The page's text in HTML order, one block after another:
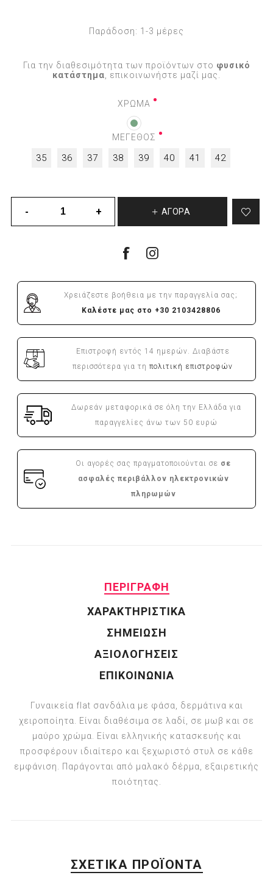
Παράδοση: 1-3 μέρες
Για την διαθεσιμότητα των προϊόντων στο φυσικό
κατάστημα , επικοινωνήστε μαζί μας.
ΧΡΩΜΑ
ΜΕΓΕΘΟΣ
35 36 37 38 39 40 41 42
ΑΓΟΡΆ
Χρειάζεστε βοήθεια με την παραγγελία σας;
Καλέστε μας στο +30 2103428806
Επιστροφή εντός 14 ημερών. Διαβάστε
περισσότερα για τηπολιτική επιστροφών
Δωρεάν μεταφορικά σε όλη την Ελλάδα για
παραγγελίες άνω των 50 ευρώ
Οι αγορές σας πραγματοποιούνται σε σε
ασφαλές περιβάλλον ηλεκτρονικών
πληρωμών
ΠΕΡΙΓΡΑΦΗ
ΧΑΡΑΚΤΗΡΙΣΤΙΚΑ
ΣΗΜΕΙΩΣΗ
ΑΞΙΟΛΟΓΗΣΕΙΣ
ΕΠΙΚΟΙΝΩΝΙΑ
Γυναικεία flat σανδάλια με φάσα, δερμάτινα και
χειροποίητα. Είναι διαθέσιμα σε λαδί, σε μωβ και σε
μαύρο χρώμα. Είναι ελληνικής κατασκευής και
προσφέρουν ιδιαίτερο και ξεχωριστό στυλ σε κάθε
εμφάνιση. Παράγονται από μαλακό δέρμα, εξαιρετικής
ποιότητας.
ΣΧΕΤΙΚΑ ΠΡΟΪΟΝΤΑ